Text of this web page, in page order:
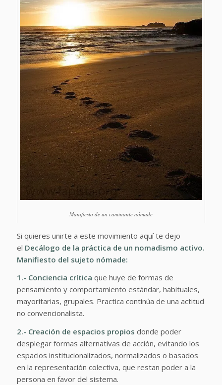
Manifiesto de un caminante nómade
Si quieres unirte a este movimiento aquí te dejo
el Decálogo de la práctica de un nomadismo activo.
Manifiesto del sujeto nómade:
1.- Conciencia crítica que huye de formas de
pensamiento y comportamiento estándar, habituales,
mayoritarias, grupales. Practica continúa de una actitud
no convencionalista.
2.- Creación de espacios propios donde poder
desplegar formas alternativas de acción, evitando los
espacios institucionalizados, normalizados o basados
en la representación colectiva, que restan poder a la
persona en favor del sistema.